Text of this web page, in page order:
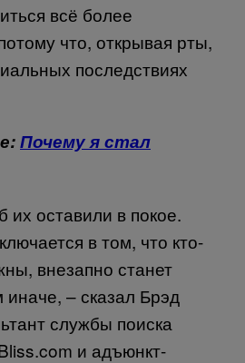
всё более
что, открывая рты,
последствиях
Почему я стал
их оставили в покое.
в том, что кто-
внезапно станет
иначе, – сказал Брэд
службы поиска
и адъюнкт-